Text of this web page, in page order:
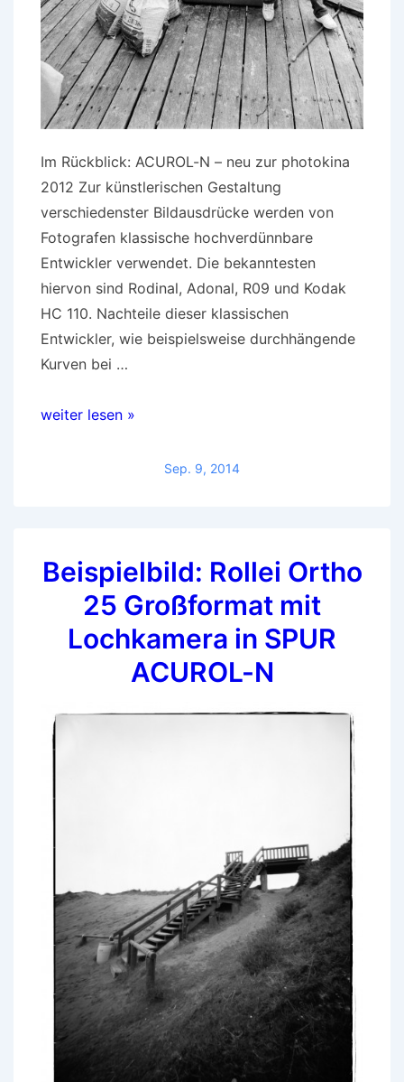
Im Rückblick: ACUROL-N – neu zur photokina
2012 Zur künstlerischen Gestaltung
verschiedenster Bildausdrücke werden von
Fotografen klassische hochverdünnbare
Entwickler verwendet. Die bekanntesten
hiervon sind Rodinal, Adonal, R09 und Kodak
HC 110. Nachteile dieser klassischen
Entwickler, wie beispielsweise durchhängende
Kurven bei …
Der
ACUROL-
weiter lesen »
Sep. 9, 2014
Beispielbild: Rollei Ortho
25 Großformat mit
Lochkamera in SPUR
ACUROL-N